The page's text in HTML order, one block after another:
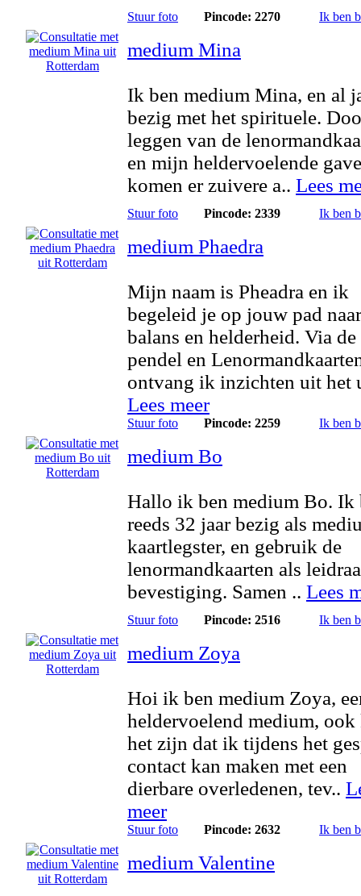
Stuur foto Pincode: 2270 Ik ben
medium Mina
Ik ben medium Mina, en al
bezig met het spirituele.
leggen van de
en mijn heldervoelende
komen er zuivere a.. Lees
Stuur foto Pincode: 2339 Ik ben
medium Phaedra
Mijn naam is Pheadra en ik
begeleid je op jouw pad naar
balans en helderheid. Via de
pendel en
ontvang ik inzichten uit het
Lees meer
Stuur foto Pincode: 2259 Ik ben
medium Bo
Hallo ik ben medium Bo. Ik
reeds 32 jaar bezig als
kaartlegster, en gebruik de
lenormandkaarten als
bevestiging. Samen .. Lees
Stuur foto Pincode: 2516 Ik ben
medium Zoya
Hoi ik ben medium Zoya,
heldervoelend medium, ook
het zijn dat ik tijdens het
contact kan maken met een
dierbare overledenen, tev..
meer
Stuur foto Pincode: 2632 Ik ben
medium Valentine